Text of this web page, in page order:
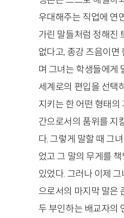
우대해주는 직업에 연
가린 말들처럼 정해진
없다고, 종강 즈음이면
며 그녀는 학생들에게
세계로의 편입을 선택
지키는 한 어떤 형태의
간으로서의 품위를 지
다. 그렇게 말할 때 그
었고 그 말의 무게를
있었다. 그러나 이제
으로서의 마지막 말은
두 부인하는 배교자의